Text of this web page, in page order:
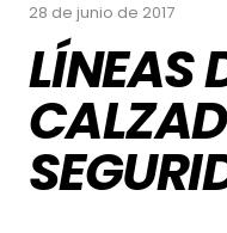
28 de junio de 2017
LÍNEAS